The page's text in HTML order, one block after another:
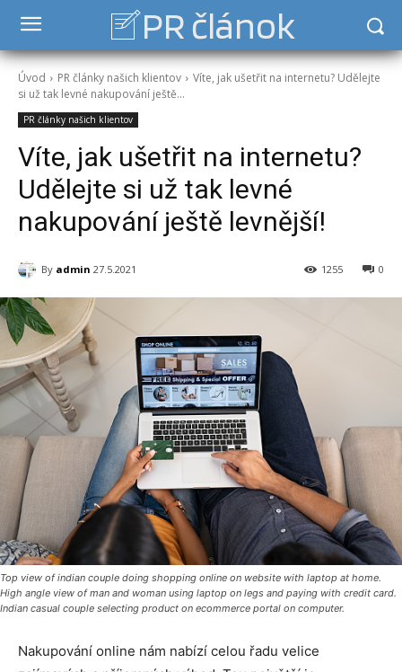
PR článok
Úvod PR články našich klientov
Víte, jak ušetřit na internetu? Udělejte
si už tak levné nakupování ještě...
PR články našich klientov
Víte, jak ušetřit na internetu?
Udělejte si už tak levné
nakupování ještě levnější!
By admin 27.5.2021 0
1255
Top view of indian couple doing shopping online on website with laptop at home.
High angle view of man and woman using laptop on legs and paying with credit card.
Indian casual couple selecting product on ecommerce portal on computer.
Nakupování online nám nabízí celou řadu velice